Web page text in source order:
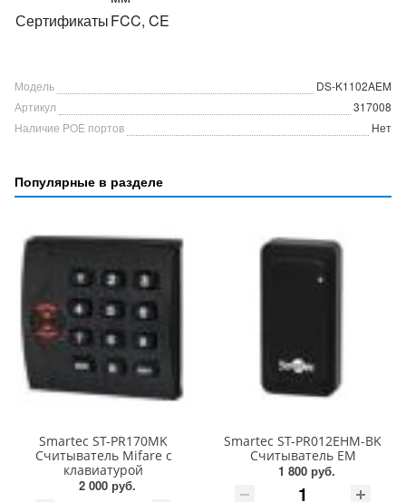
СертификатыFCC, CE
Модель
DS-K1102AEM
Артикул
317008
Наличие POE портов
Нет
Популярные в разделе
Smartec ST-PR170MK
Считыватель Mifare с
клавиатурой
2 000 руб.
Smartec ST-PR012EHM-BK
Считыватель EM
1 800 руб.